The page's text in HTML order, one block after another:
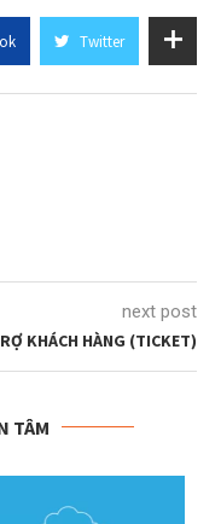
Twitter
next post
KHÁCH HÀNG (TICKET)
TÂM